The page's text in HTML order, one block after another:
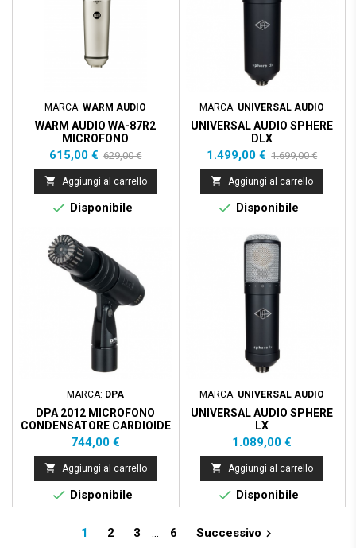
MARCA:WARM AUDIO
WARM AUDIO WA-87R2
MICROFONO
CONDENSATORE DA STUDIO
Prezzo
615,00 € Prezzo
base
629,00 €
 Aggiungi al carrello
 Disponibile
MARCA: UNIVERSAL AUDIO
UNIVERSAL AUDIO SPHERE
DLX
Prezzo
1.499,00 € Prezzo
base
1.699,00 €
 Aggiungi al carrello
 Disponibile
MARCA: DPA
DPA 2012 MICROFONO
CONDENSATORE CARDIOIDE
- BLACK
Prezzo
744,00 €
 Aggiungi al carrello
 Disponibile
MARCA: UNIVERSAL AUDIO
UNIVERSAL AUDIO SPHERE
LX
Prezzo
1.089,00 €
 Aggiungi al carrello
 Disponibile
1 2 3 … 6 Successivo 